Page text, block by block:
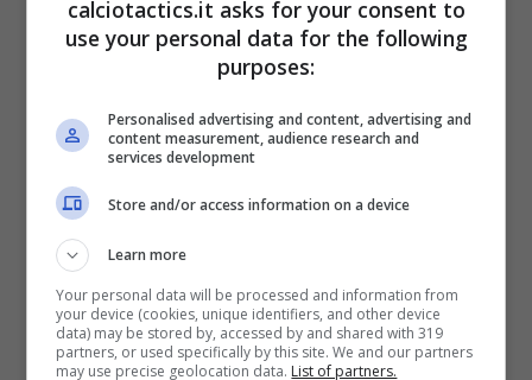
elgoldigital, Massimiliano Allegri è pronto a
sostituire El Cholo Simeone sulla panchina
dell’Atletico Madrid dopo tanti anni di
successo. Al momento è in attesa di una
nuova chiamata dopo la separazione dalla
Juventus nel maggio scorso:il suo agente
pensa di accettare così la migliore
proposta a livello internazionale.
L’allenatore livornese è pronto a tornare a
calciotactics.it asks for your consent to
use your personal data for the following
purposes:
Personalised advertising and content, advertising and
content measurement, audience research and
services development
Store and/or access information on a device
Learn more
Your personal data will be processed and information from
your device (cookies, unique identifiers, and other device
data) may be stored by, accessed by and shared with 319
partners, or used specifically by this site. We and our partners
may use precise geolocation data. List of partners.